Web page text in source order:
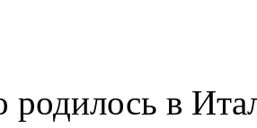
родилось в